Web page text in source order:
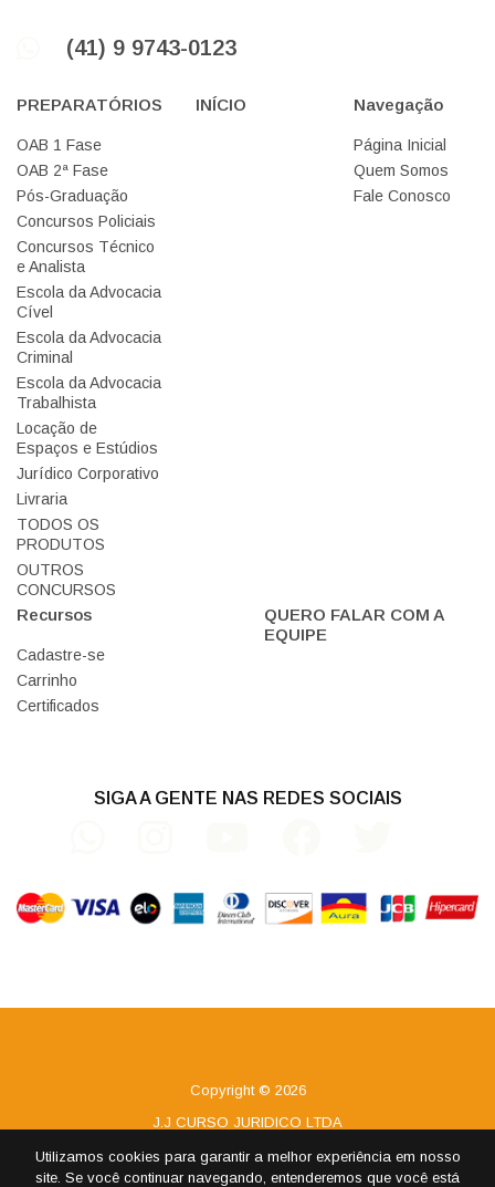
(41) 9 9743-0123
PREPARATÓRIOS
OAB 1 Fase
OAB 2ª Fase
Pós-Graduação
Concursos Policiais
Concursos Técnico
e Analista
Escola da Advocacia
Cível
Escola da Advocacia
Criminal
Escola da Advocacia
Trabalhista
Locação de
Espaços e Estúdios
Jurídico Corporativo
Livraria
TODOS OS
PRODUTOS
OUTROS
CONCURSOS
INÍCIO Navegação
Página Inicial
Quem Somos
Fale Conosco
Recursos
Cadastre-se
Carrinho
Certificados
QUERO FALAR COM A
EQUIPE
SIGA A GENTE NAS REDES SOCIAIS
Copyright © 2026
J.J CURSO JURIDICO LTDA
CNPJ 08.966.203/0001-49
Utilizamos cookies para garantir a melhor experiência em nosso
site. Se você continuar navegando, entenderemos que você está